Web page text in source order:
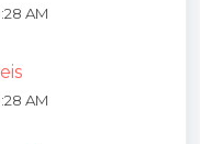
AM
AM